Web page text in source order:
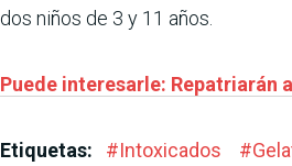
dos niños de 3 y 11 años.
Puede interesarle: Repatriarán
Etiquetas: #Intoxicados #